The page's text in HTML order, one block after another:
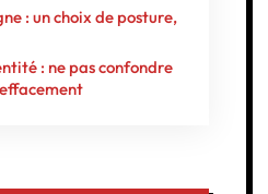
: un choix de posture,
: ne pas confondre